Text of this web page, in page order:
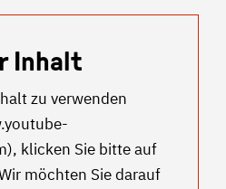
Inhalt
zu verwenden
), klicken Sie bitte auf
möchten Sie darauf